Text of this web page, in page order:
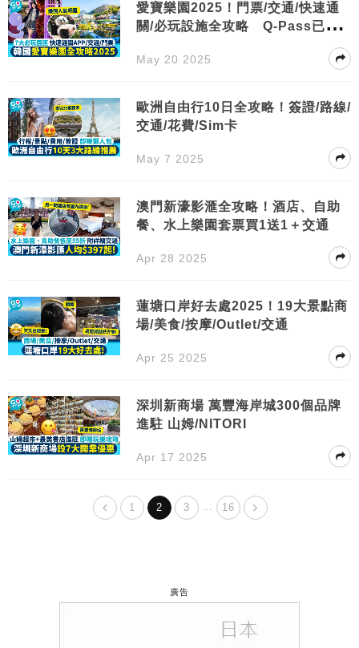
愛寶樂園2025！門票/交通/快速通
關/必玩設施全攻略 Q-Pass已取
May 20 2025
歐洲自由行10日全攻略！簽證/路線/
交通/花費/Sim卡
May 7 2025
澳門新濠影滙全攻略！酒店、自助
餐、水上樂園套票買1送1＋交通
Apr 28 2025
蓮塘口岸好去處2025！19大景點商
場/美食/按摩/Outlet/交通
Apr 25 2025
深圳新商場 萬豐海岸城300個品牌
進駐 山姆/NITORI
Apr 17 2025
1 2 3 … 16
廣告